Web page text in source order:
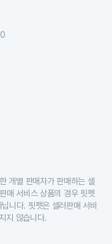
개별 판매자가 판매하는 셀
매 서비스 상품의 경우 핏펫
니다. 핏펫은 셀러판매 서비
지 않습니다.